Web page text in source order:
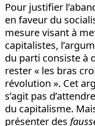
Pour justifier
en faveur du
mesure visant à
capitalistes,
du parti consiste à
rester « les bras
révolution ». Cet
s’agit pas
du capitalisme.
présenter des